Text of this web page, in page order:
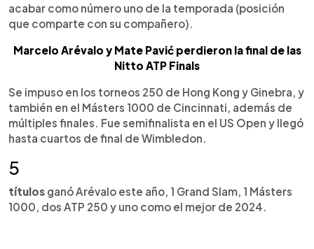
acabar como número uno de la temporada (posición
que comparte con su compañero).
Marcelo Arévalo y Mate Pavić perdieron la final de las
Nitto ATP Finals
Se impuso en los torneos 250 de Hong Kong y Ginebra, y
también en el Másters 1000 de Cincinnati, además de
múltiples finales. Fue semifinalista en el US Open y llegó
hasta cuartos de final de Wimbledon.
5
títulos ganó Arévalo este año, 1 Grand Slam, 1 Másters
1000, dos ATP 250 y uno como el mejor de 2024.